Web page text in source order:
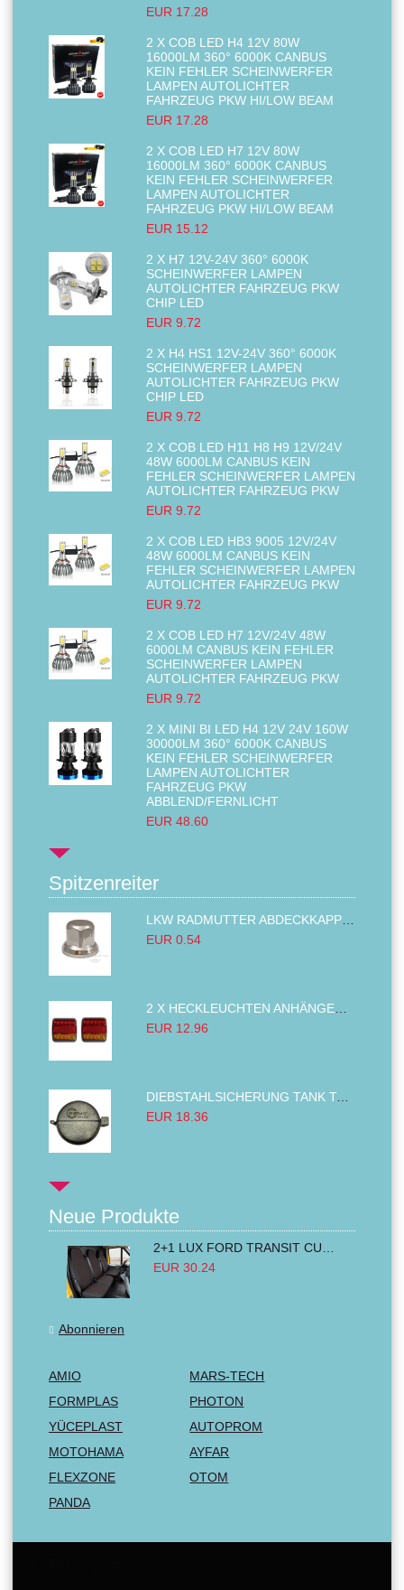
EUR 17.28
2 X COB LED H4 12V 80W
16000LM 360° 6000K CANBUS
KEIN FEHLER SCHEINWERFER
LAMPEN AUTOLICHTER
FAHRZEUG PKW HI/LOW BEAM
EUR 17.28
2 X COB LED H7 12V 80W
16000LM 360° 6000K CANBUS
KEIN FEHLER SCHEINWERFER
LAMPEN AUTOLICHTER
FAHRZEUG PKW HI/LOW BEAM
EUR 15.12
2 X H7 12V-24V 360° 6000K
SCHEINWERFER LAMPEN
AUTOLICHTER FAHRZEUG PKW
CHIP LED
EUR 9.72
2 X H4 HS1 12V-24V 360° 6000K
SCHEINWERFER LAMPEN
AUTOLICHTER FAHRZEUG PKW
CHIP LED
EUR 9.72
2 X COB LED H11 H8 H9 12V/24V
48W 6000LM CANBUS KEIN
FEHLER SCHEINWERFER LAMPEN
AUTOLICHTER FAHRZEUG PKW
EUR 9.72
2 X COB LED HB3 9005 12V/24V
48W 6000LM CANBUS KEIN
FEHLER SCHEINWERFER LAMPEN
AUTOLICHTER FAHRZEUG PKW
EUR 9.72
2 X COB LED H7 12V/24V 48W
6000LM CANBUS KEIN FEHLER
SCHEINWERFER LAMPEN
AUTOLICHTER FAHRZEUG PKW
EUR 9.72
2 X MINI BI LED H4 12V 24V 160W
30000LM 360° 6000K CANBUS
KEIN FEHLER SCHEINWERFER
LAMPEN AUTOLICHTER
FAHRZEUG PKW
ABBLEND/FERNLICHT
EUR 48.60
Spitzenreiter
EUR 0.54
EUR 12.96
DIEBSTAHLSICHERUNG TANK TANKDECKEL DIESELTANK KRAFTSTOFFTANKDECKEL VERRIEGELUNG PASSEND FÜR LKW PKW TRAKTOREN BAGGER 80MM
EUR 18.36
Neue Produkte
EUR 30.24
Abonnieren
AMIO
MARS-TECH
FORMPLAS
PHOTON
YÜCEPLAST
AUTOPROM
MOTOHAMA
AYFAR
FLEXZONE
OTOM
PANDA